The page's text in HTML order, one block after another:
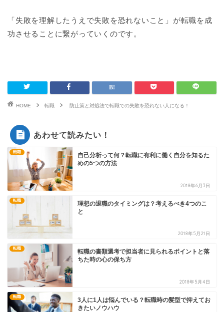
「失敗を理解したうえで失敗を恐れないこと」が転職を成
功させることに繋がっていくのです。
HOME 転職 防止策と対処法で転職での失敗を恐れない人になる！
あわせて読みたい！
転職
自己分析って何？転職に有利に働く自分を知るた
めの5つの方法
2018年6月3日
転職
理想の退職のタイミングは？考えるべき4つのこ
と
2018年5月21日
転職
転職の書類選考で担当者に見られるポイントと落
ちた時の心の保ち方
2018年5月4日
転職
3人に1人は悩んでいる？転職時の髪型で抑えてお
きたいノウハウ